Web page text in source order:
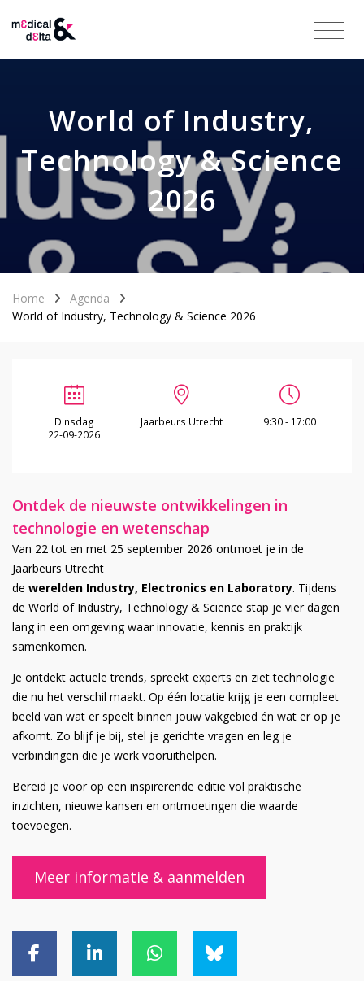
World of Industry,
Technology & Science
2026
Home
Agenda
World of Industry, Technology & Science 2026
Dinsdag
22-09-2026
Jaarbeurs Utrecht 9:30 - 17:00
Ontdek de nieuwste ontwikkelingen in
technologie en wetenschap
Van 22 tot en met 25 september 2026 ontmoet je in de
Jaarbeurs Utrecht
de werelden Industry, Electronics en Laboratory. Tijdens
de World of Industry, Technology & Science stap je vier dagen
lang in een omgeving waar innovatie, kennis en praktijk
samenkomen.
Je ontdekt actuele trends, spreekt experts en ziet technologie
die nu het verschil maakt. Op één locatie krijg je een compleet
beeld van wat er speelt binnen jouw vakgebied én wat er op je
afkomt. Zo blijf je bij, stel je gerichte vragen en leg je
verbindingen die je werk vooruithelpen.
Bereid je voor op een inspirerende editie vol praktische
inzichten, nieuwe kansen en ontmoetingen die waarde
toevoegen.
Meer informatie & aanmelden